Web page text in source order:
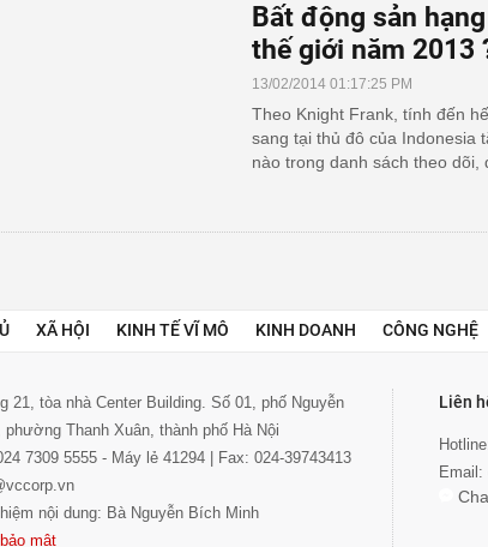
Bất động sản
thế giới năm 2013
13/02/2014 01:17:25 PM
Theo Knight Frank, tính đến
sang tại thủ đô của Indonesia
nào trong danh sách theo dõi,
XÃ HỘI KINH TẾ VĨ MÔ KINH DOANH CÔNG NGHỆ
21, tòa nhà Center Building. Số 01, phố Nguyễn
Thanh Xuân, thành phố Hà Nội
7309 5555 - Máy lẻ 41294 | Fax: 024-39743413
nội dung: Bà Nguyễn Bích Minh
mật
Liên
Email: